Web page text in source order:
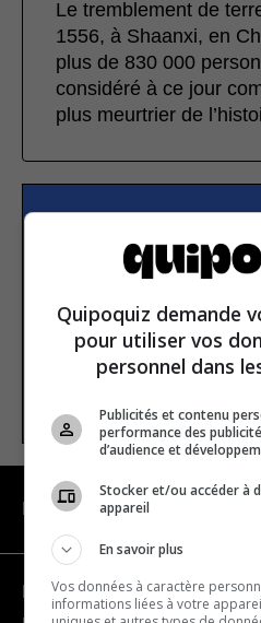
Le tremblement de
1556, à Shaanxi, en
plus de 830 000
considéré à ce jour
plus meurtrier de
E-mail
NAVIGATION
Devenir partenaire
Quipoquiz demande
pour utiliser vos
personnel dans
Publicités et contenu
performance des
d’audience et
Stocker et/ou accéder à
appareil
En savoir plus
Vos données à caractère
informations liées à votre